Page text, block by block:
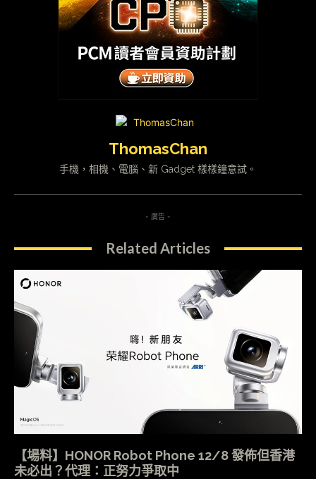
ThomasChan
手機，相機、電腦、新 Gadget 樣樣鐘意試。
- 廣告 -
Related Articles
【場料】HONOR Robot Phone 12/8 發佈但香港
未必出？代理：正努力爭取中